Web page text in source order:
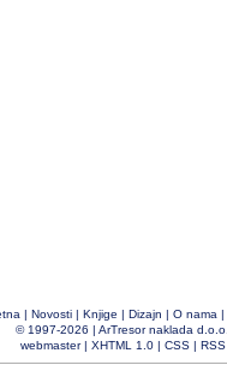
| Novosti | Knjige | Dizajn | O nama |
© 1997-2026 | ArTresor naklada d.o.o.
webmaster| XHTML 1.0| CSS| RSS